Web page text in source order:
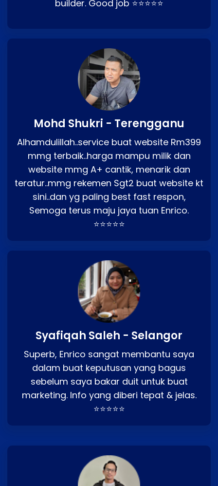
builder. Good job ⭐⭐⭐⭐⭐
Mohd Shukri - Terengganu
Alhamdulillah..service buat website Rm399
mmg terbaik..harga mampu milik dan
website mmg A+ cantik, menarik dan
teratur..mmg rekemen Sgt2 buat website kt
sini..dan yg paling best fast respon,
Semoga terus maju jaya tuan Enrico.
⭐⭐⭐⭐⭐
Syafiqah Saleh - Selangor
Superb, Enrico sangat membantu saya
dalam buat keputusan yang bagus
sebelum saya bakar duit untuk buat
marketing. Info yang diberi tepat & jelas.
⭐⭐⭐⭐⭐